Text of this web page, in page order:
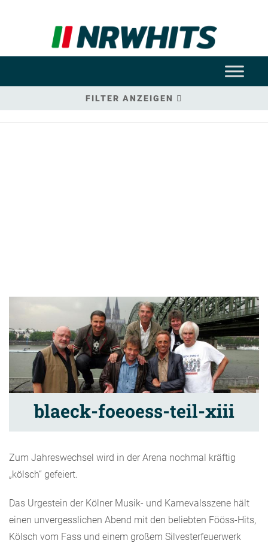
FILTER ANZEIGEN
blaeck-foeoess-teil-xiii
Zum Jahreswechsel wird in der Arena nochmal kräftig
„kölsch“ gefeiert.
Das Urgestein der Kölner Musik- und Karnevalsszene hält
einen unvergesslichen Abend mit den beliebten Fööss-Hits,
Kölsch vom Fass und einem großem Silvesterfeuerwerk